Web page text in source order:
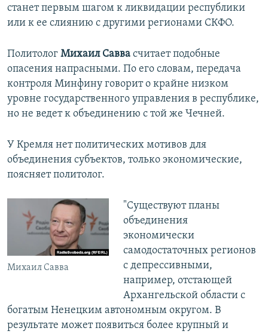
станет первым шагом к ликвидации республики
или к ее слиянию с другими регионами СКФО.
Политолог Михаил Савва считает подобные
опасения напрасными. По его словам, передача
контроля Минфину говорит о крайне низком
уровне государственного управления в республике,
но не ведет к объединению с той же Чечней.
У Кремля нет политических мотивов для
объединения субъектов, только экономические,
поясняет политолог.
Михаил Савва
"Существуют планы
объединения
экономически
самодостаточных регионов
с депрессивными,
например, отстающей
Архангельской области с
богатым Ненецким автономным округом. В
результате может появиться более крупный и